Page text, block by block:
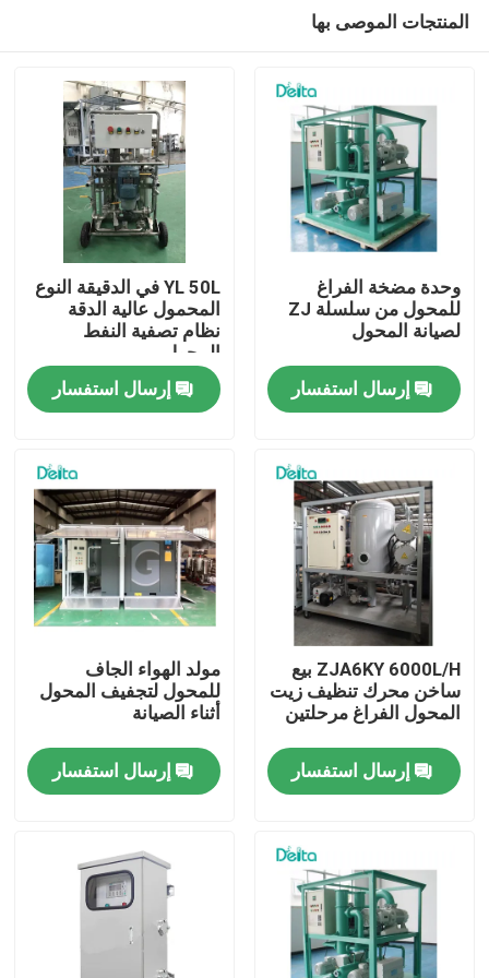
المنزل
المنتجات
فيديوهات
معلومات عنا
جولة في المعمل
رقابة جودة
اتصل بنا
معدات الاختبار الكهربائية
معدات اختبار الحريق
المنتجات الموصى بها
وحدة مضخة الفراغ
للمحول من سلسلة ZJ
لصيانة المحول
إرسال استفسار
YL 50L في الدقيقة النوع
المحمول عالية الدقة
نظام تصفية النفط
المحول
إرسال استفسار
ZJA6KY 6000L/H بيع
ساخن محرك تنظيف زيت
المحول الفراغ مرحلتين
إرسال استفسار
مولد الهواء الجاف
للمحول لتجفيف المحول
أثناء الصيانة
إرسال استفسار